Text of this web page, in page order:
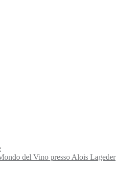
del Vino presso Alois Lageder